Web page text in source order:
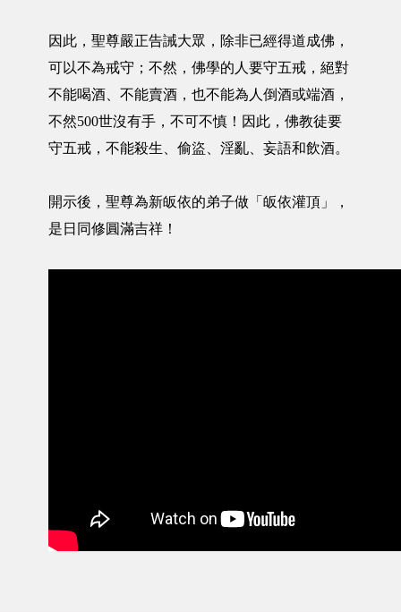
因此，聖尊嚴正告誡大眾，除非已經得道成佛，
可以不為戒守；不然，佛學的人要守五戒，絕對
不能喝酒、不能賣酒，也不能為人倒酒或端酒，
不然500世沒有手，不可不慎！因此，佛教徒要
守五戒，不能殺生、偷盜、淫亂、妄語和飲酒。
開示後，聖尊為新皈依的弟子做「皈依灌頂」，
是日同修圓滿吉祥！